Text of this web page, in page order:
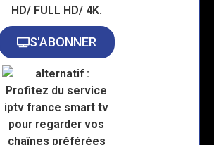
S'ABONNER